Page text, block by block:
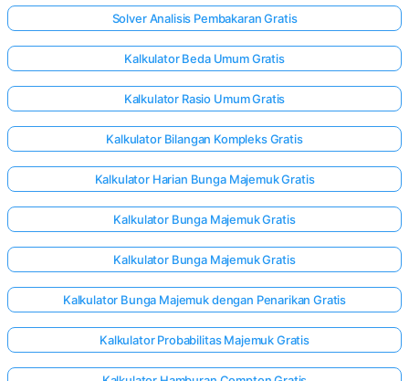
Solver Analisis Pembakaran Gratis
Kalkulator Beda Umum Gratis
Kalkulator Rasio Umum Gratis
Kalkulator Bilangan Kompleks Gratis
Kalkulator Harian Bunga Majemuk Gratis
Kalkulator Bunga Majemuk Gratis
Kalkulator Bunga Majemuk Gratis
Kalkulator Bunga Majemuk dengan Penarikan Gratis
Kalkulator Probabilitas Majemuk Gratis